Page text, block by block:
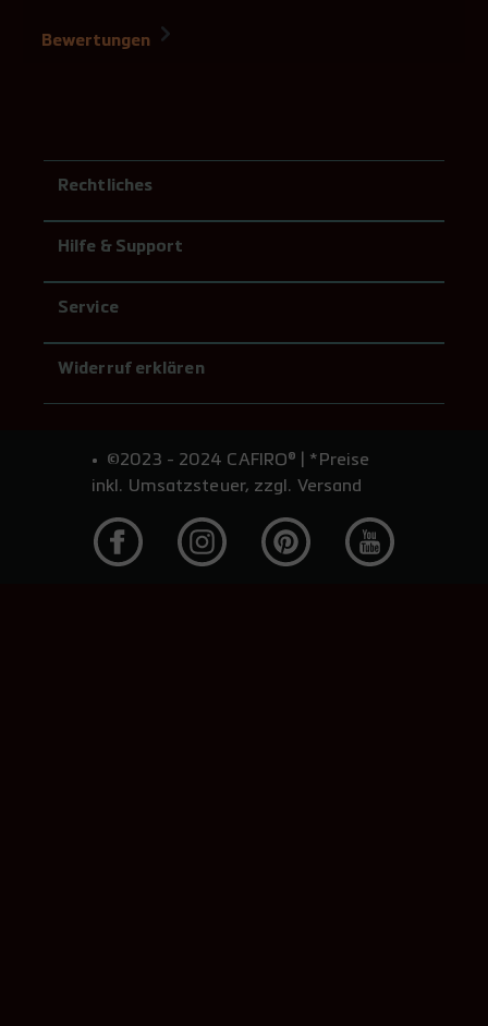
Bewertungen
Rechtliches
Hilfe & Support
Service
Widerruf erklären
©2023 - 2024 CAFIRO® | *Preise
inkl. Umsatzsteuer, zzgl. Versand